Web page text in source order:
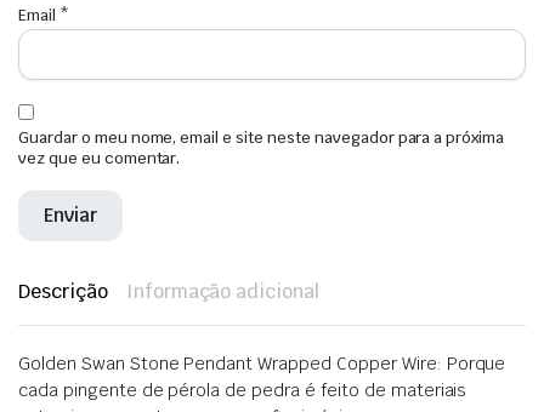
Email *
Guardar o meu nome, email e site neste navegador para a próxima
vez que eu comentar.
Descrição Informação adicional
Golden Swan Stone Pendant Wrapped Copper Wire: Porque
cada pingente de pérola de pedra é feito de materiais